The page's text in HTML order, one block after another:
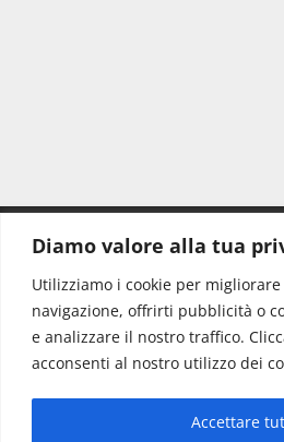
Diamo valore alla tua
Utilizziamo i cookie per
navigazione, offrirti pubblicità o
e analizzare il nostro traffico.
acconsenti al nostro utilizzo dei
Accettare
Redazione:
Direttore:
Info & Commerciale: